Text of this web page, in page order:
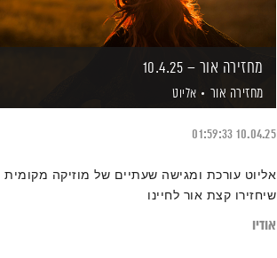
מחזירה אור – 10.4.25
מחזירה אור אליוט
10.04.25
01:59:33
אליוט עורכת ומגישה שעתיים של מוזיקה מקומית
שיחזירו קצת אור לחיינו
אודיו